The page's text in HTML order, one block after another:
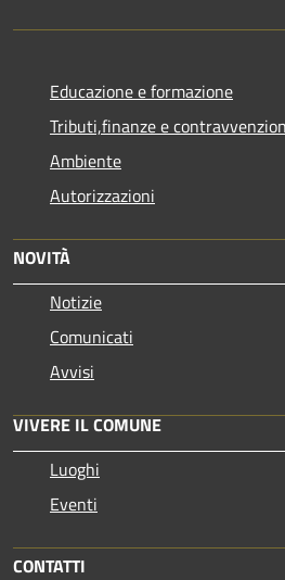
Educazione e formazione
Tributi,finanze e
Ambiente
Autorizzazioni
NOVITÀ
Notizie
Comunicati
Avvisi
VIVERE IL COMUNE
Luoghi
Eventi
CONTATTI